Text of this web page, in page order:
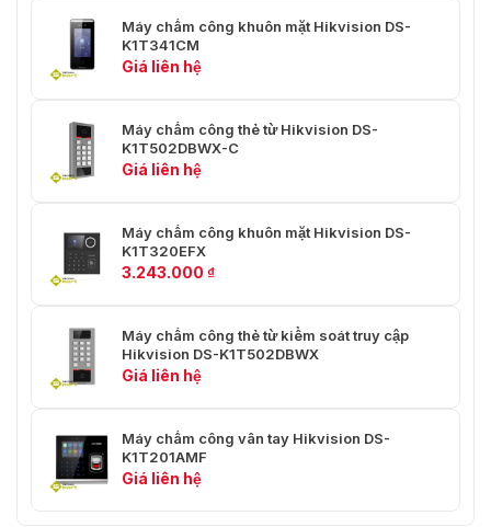
Tỷ Lệ Chính Xác
Nhận Dạng Khuôn
Mặt
Khoảng Cách Nhận
Dạng Khuôn Mặt
0,3 đến 1,5 m
Chức năng
Chung
Cập Tích hợp
Bổ Sung Ánh Sáng
Máy chấm công khuôn mặt Hikvision DS-
K1T341CM
Giá liên hệ
Máy chấm công thẻ từ Hikvision DS-
K1T502DBWX-C
Giá liên hệ
Máy chấm công khuôn mặt Hikvision DS-
K1T320EFX
3.243.000 ₫
Máy chấm công thẻ từ kiểm soát truy cập
Hikvision DS-K1T502DBWX
Giá liên hệ
Máy chấm công vân tay Hikvision DS-
K1T201AMF
Giá liên hệ